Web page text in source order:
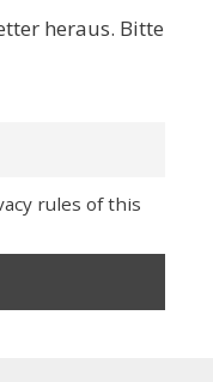
heraus. Bitte
rules of this